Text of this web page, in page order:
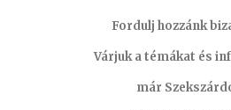
Fordulj hozzánk
Várjuk a témákat és
már